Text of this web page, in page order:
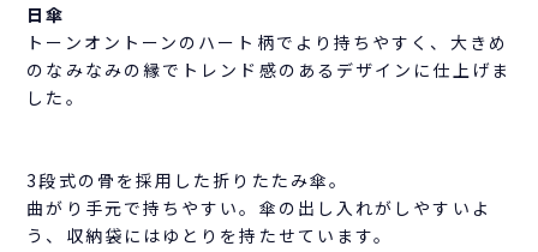
日傘
トーンオントーンのハート柄でより持ちやすく、大きめ
のなみなみの縁でトレンド感のあるデザインに仕上げま
した。
3段式の骨を採用した折りたたみ傘。
曲がり手元で持ちやすい。傘の出し入れがしやすいよ
う、収納袋にはゆとりを持たせています。